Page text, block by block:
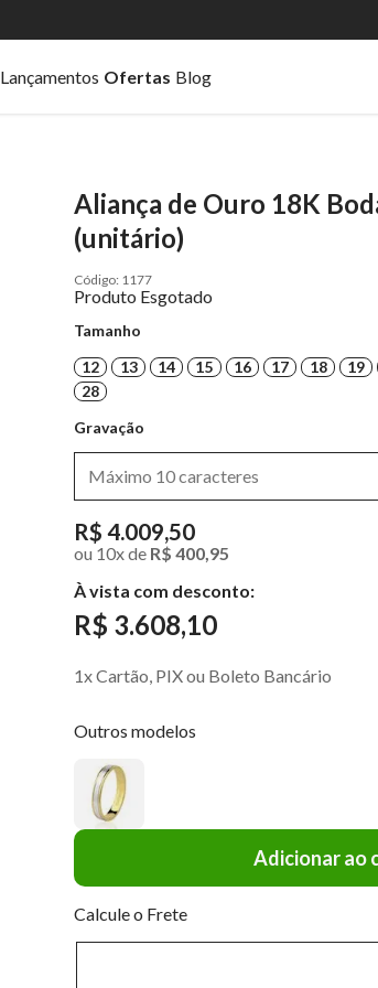
Lançamentos Ofertas Blog
Aliança de Ouro 18K
(unitário)
1177
Produto Esgotado
Tamanho
12
13 14 15 16 17 18 19
28
Gravação
R$ 4.009,50
ou 10xde R$ 400,95
À vista com desconto:
R$ 3.608,10
1x Cartão, PIX ou Boleto Bancário
Outros modelos
Adicionar ao
Calcule o Frete